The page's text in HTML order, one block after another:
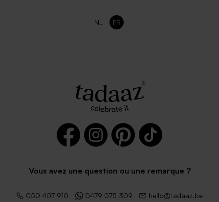
NL FR
Vous avez une question ou une remarque ?
050 407 910 0479 075 309 hello@tadaaz.be